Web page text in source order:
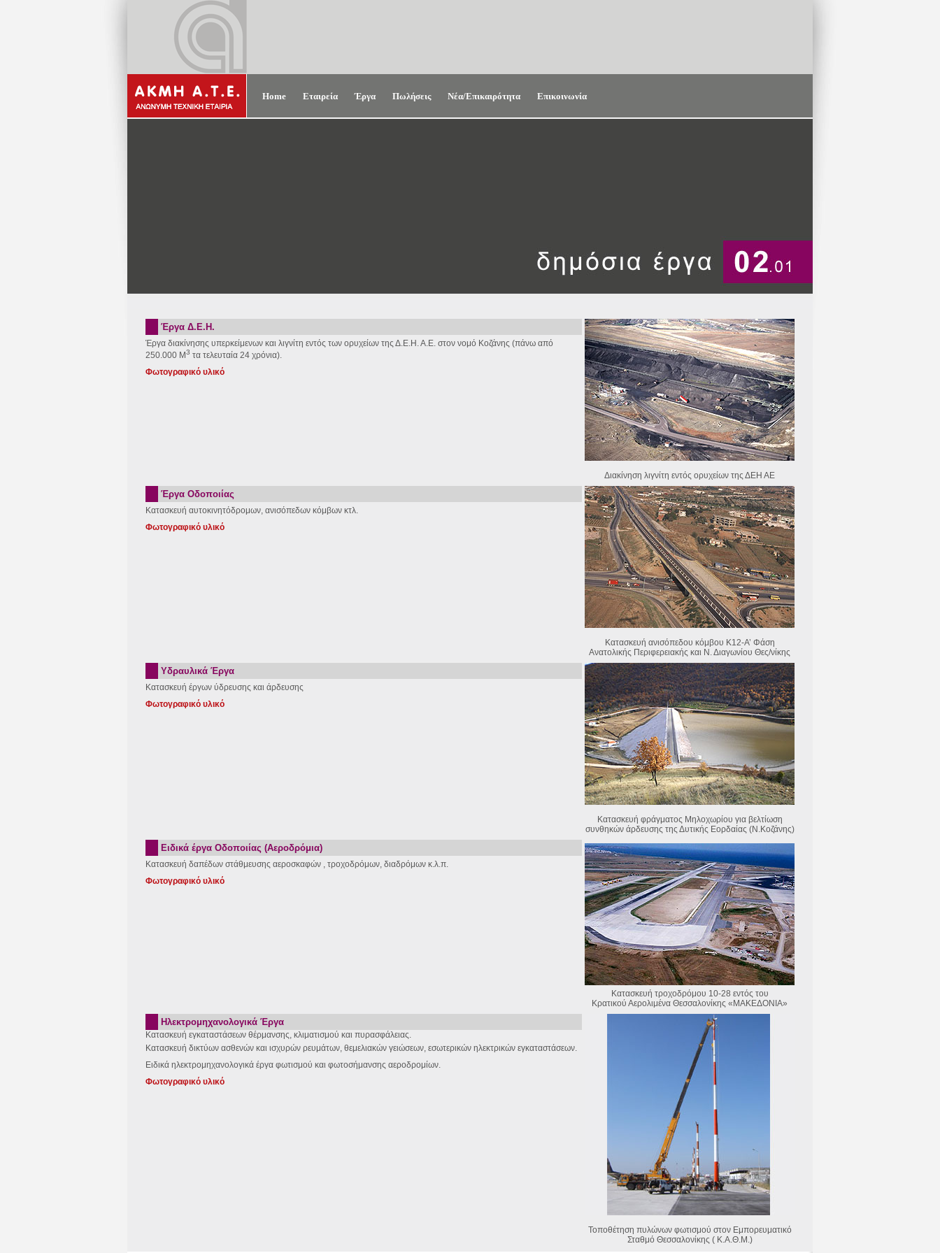
Home Εταιρεία Έργα Πωλήσεις Νέα/Επικαιρότητα Επικοινωνία
Έργα Δ.Ε.Η.
Έργα διακίνησης υπερκείμενων και λιγνίτη εντός των ορυχείων της Δ.Ε.Η. Α.Ε. στον νομό Κοζάνης (πάνω από
250.000 Μ3 τα τελευταία 24 χρόνια).
Φωτογραφικό υλικό
Διακίνηση λιγνίτη εντός ορυχείων της ΔΕΗ ΑΕ
Έργα Οδοποιίας
Κατασκευή αυτοκινητόδρομων, ανισόπεδων κόμβων κτλ.
Φωτογραφικό υλικό
Κατασκευή ανισόπεδου κόμβου Κ12-Α’ Φάση
Ανατολικής Περιφερειακής και Ν. Διαγωνίου Θες/νίκης
Υδραυλικά Έργα
Κατασκευή έργων ύδρευσης και άρδευσης
Φωτογραφικό υλικό
Κατασκευή φράγματος Μηλοχωρίου για βελτίωση
συνθηκών άρδευσης της Δυτικής Εορδαίας (Ν.Κοζάνης)
Ειδικά έργα Οδοποιίας (Αεροδρόμια)
Κατασκευή δαπέδων στάθμευσης αεροσκαφών , τροχοδρόμων, διαδρόμων κ.λ.π.
Φωτογραφικό υλικό
Κατασκευή τροχοδρόμου 10-28 εντός του
Κρατικού Αερολιμένα Θεσσαλονίκης «ΜΑΚΕΔΟΝΙΑ»
Ηλεκτρομηχανολογικά Έργα
Κατασκευή εγκαταστάσεων θέρμανσης, κλιματισμού και πυρασφάλειας.
Κατασκευή δικτύων ασθενών και ισχυρών ρευμάτων, θεμελιακών γειώσεων, εσωτερικών ηλεκτρικών εγκαταστάσεων.
Ειδικά ηλεκτρομηχανολογικά έργα φωτισμού και φωτοσήμανσης αεροδρομίων.
Φωτογραφικό υλικό
Τοποθέτηση πυλώνων φωτισμού στον Εμπορευματικό
Σταθμό Θεσσαλονίκης ( Κ.Α.Θ.Μ.)